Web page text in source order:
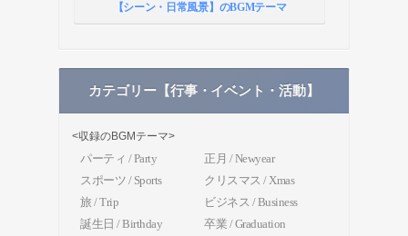
【シーン・日常風景】のBGMテーマ
カテゴリー【行事・イベント・活動】
<収録のBGMテーマ>
パーティ / Party
正月 / Newyear
スポーツ / Sports
クリスマス / Xmas
旅 / Trip
ビジネス / Business
誕生日 / Birthday
卒業 / Graduation